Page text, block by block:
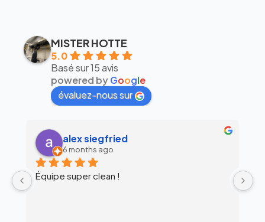
MISTER HOTTE
5.0
Basé sur 15 avis
powered byGoogle
évaluez-nous sur
alex siegfried
6 months ago
Équipe super clean !